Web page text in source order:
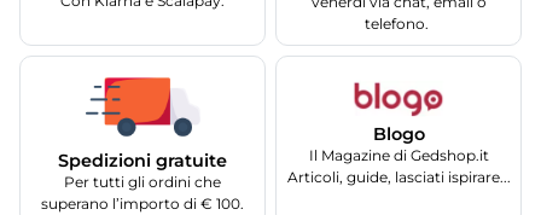
telefono.
Spedizioni gratuite
Per tutti gli ordini che
superano l’importo di € 100.
Blogo
Il Magazine di Gedshop.it
Articoli, guide, lasciati ispirare...